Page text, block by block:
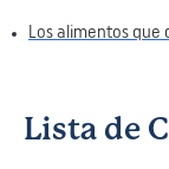
Los alimentos que
Lista de